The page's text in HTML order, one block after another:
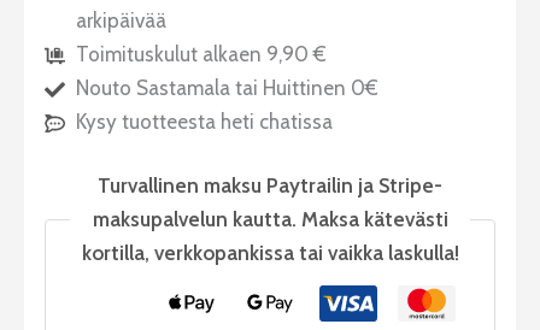
arkipäivää
Toimituskulut alkaen 9,90 €
Nouto Sastamala tai Huittinen 0€
Kysy tuotteesta heti chatissa
Turvallinen maksu Paytrailin ja Stripe-
maksupalvelun kautta. Maksa kätevästi
kortilla, verkkopankissa tai vaikka laskulla!